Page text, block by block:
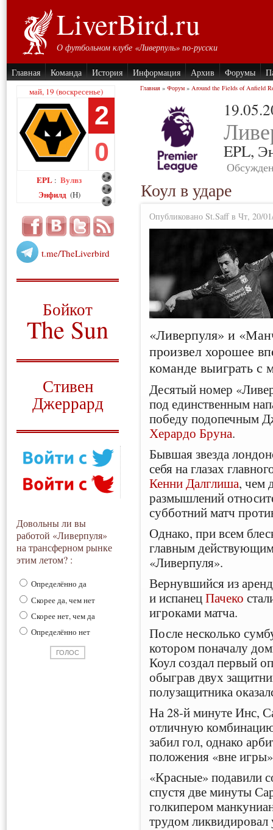
LiverBird.ru
О футбольном клубе «Ливерпуль» по-русски
Главная Команда История Информация Архив Форумы
май, 19 (воскресенье)
2
0
EPL : Вулвз
Энфилд (H)
t.me/TheLiverbird
Бойкот
The Sun
Стивен
Джеррард
Довольны ли вы
работой «Ливерпуля»
на трансферном рынке
этим летом? :
Определённо да
Скорее да, чем нет
Скорее нет, чем да
Определённо нет
Главная » Форум » Around the Fields of Anfield
EPL,
Коул в ударе
Опубликовано St.Saff в Чт, 20/
«Ливерпуля» и
произвел хорошее
команде выиграть с
Десятый номер
под единственным
победу подопечным
Херардо Бруна.
Бывшая звезда
себя на глазах
Кенни Далглиша, чем
размышлений
субботний матч
Однако, при всем
главным
«Ливерпуля».
Вернувшийся из
и испанецПачеко
игроками матча.
После несколько
котором поначалу
Коул создал первый
обыграв двух
полузащитника
На 28-й минуте Инс,
отличную
забил гол, однако
положения «вне
«Красные» подавили
спустя две минуты
голкипером
трудом ликвидировал